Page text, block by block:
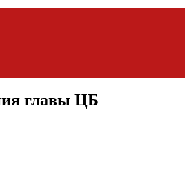
главы ЦБ